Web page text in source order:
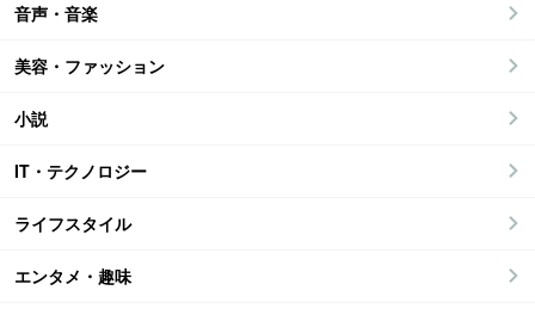
音声・音楽
美容・ファッション
小説
IT・テクノロジー
ライフスタイル
エンタメ・趣味